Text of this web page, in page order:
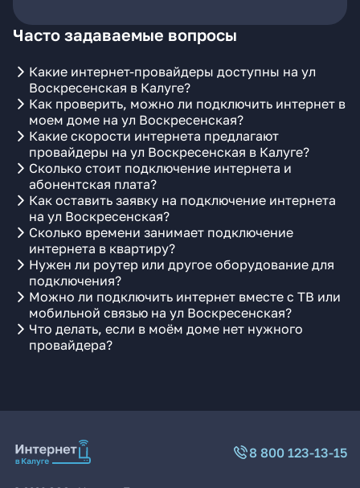
Часто задаваемые вопросы
Какие интернет-провайдеры доступны на ул
Воскресенская в Калуге?
Как проверить, можно ли подключить интернет в
моем доме на ул Воскресенская?
Какие скорости интернета предлагают
провайдеры на ул Воскресенская в Калуге?
Сколько стоит подключение интернета и
абонентская плата?
Как оставить заявку на подключение интернета
на ул Воскресенская?
Сколько времени занимает подключение
интернета в квартиру?
Нужен ли роутер или другое оборудование для
подключения?
Можно ли подключить интернет вместе с ТВ или
мобильной связью на ул Воскресенская?
Что делать, если в моём доме нет нужного
провайдера?
8 800 123-13-15